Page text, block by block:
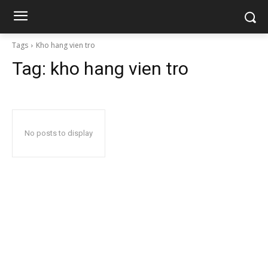
Tags Kho hang vien tro
Tag: kho hang vien tro
No posts to display